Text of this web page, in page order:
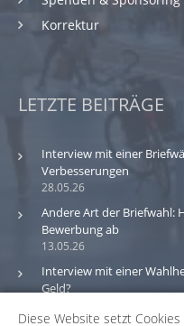
Korrektur
LETZTE BEITRÄGE
28.05.26
Interview mit einer
Verbesserungen
13.05.26
Andere Art der Briefwahl:
Bewerbung ab
Interview mit einer
Geld?
Diese Website setzt